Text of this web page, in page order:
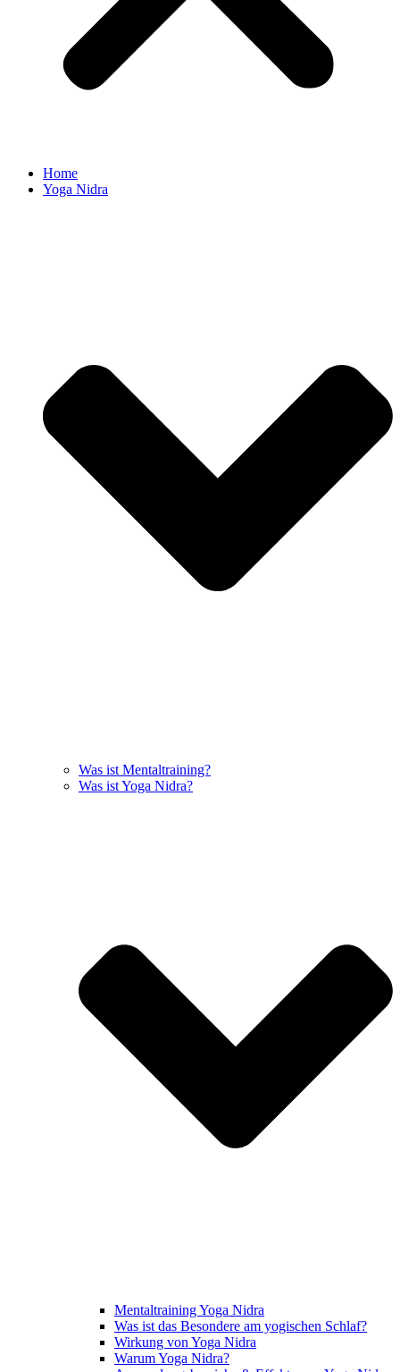
Home
Yoga Nidra
Was ist Mentaltraining?
Was ist Yoga Nidra?
Mentaltraining Yoga Nidra
Was ist das Besondere am yogischen Schlaf?
Wirkung von Yoga Nidra
Warum Yoga Nidra?